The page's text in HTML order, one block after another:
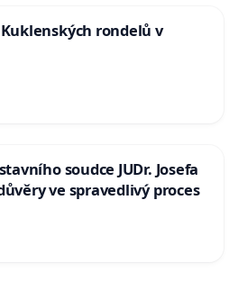
rondelů v
soudce JUDr. Josefa
ve spravedlivý proces